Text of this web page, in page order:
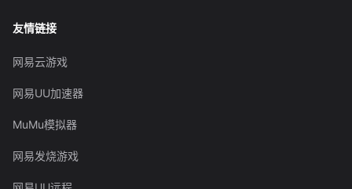
友情链接
网易云游戏
网易UU加速器
MuMu模拟器
网易发烧游戏